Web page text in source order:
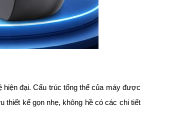
đại. Cấu trúc tổng thể của máy được
thiết kế gọn nhẹ, không hề có các chi tiết